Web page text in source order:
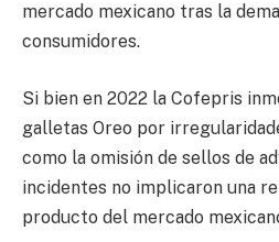
mercado mexicano tras la
consumidores.
Si bien en 2022 la Cofepris
galletas Oreo por
como la omisión de sellos de
incidentes no implicaron una
producto del mercado